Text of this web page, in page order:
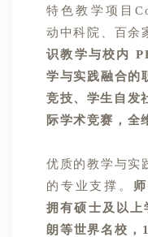
特色教学项目
动中科院、百余
识教学与校内
学与实践融合的
竞技、学生自发
际学术竞赛，全
优质的教学与实
的专业支撑。
拥有硕士及以
朗等世界名校，